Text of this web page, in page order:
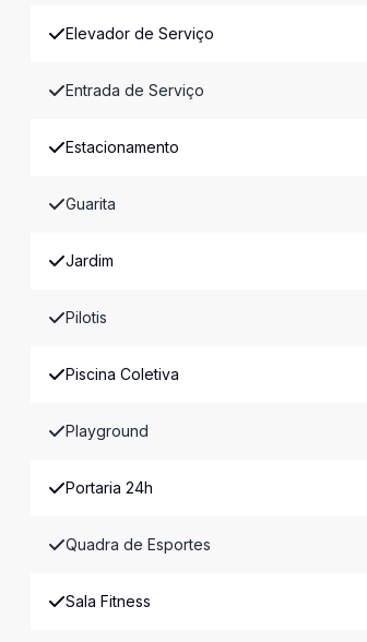
Elevador de Serviço
Entrada de Serviço
Estacionamento
Guarita
Jardim
Pilotis
Piscina Coletiva
Playground
Portaria 24h
Quadra de Esportes
Sala Fitness